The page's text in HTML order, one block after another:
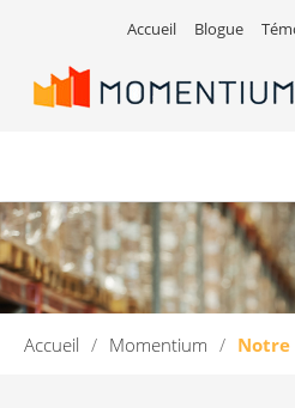
Accueil / Momentium / Notre
Accueil Blogue